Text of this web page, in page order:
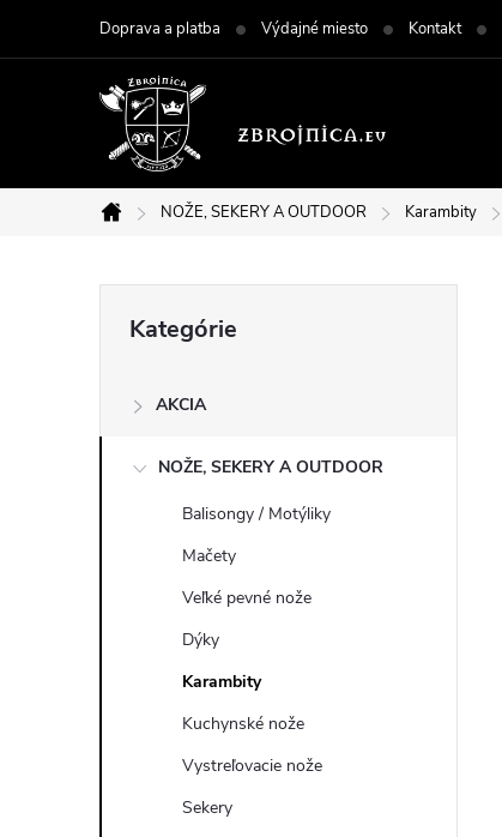
Doprava a platba Výdajné miesto Kontakt
Domov
NOŽE, SEKERY A OUTDOOR Karambity
č
kategórie
Kategórie
AKCIA
NOŽE, SEKERY A OUTDOOR
Balisongy / Motýliky
Mačety
Veľké pevné nože
Dýky
Karambity
Kuchynské nože
Vystreľovacie nože
Sekery